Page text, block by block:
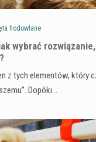
hodowlane
wybrać
z tych elementów, który
Dopóki…